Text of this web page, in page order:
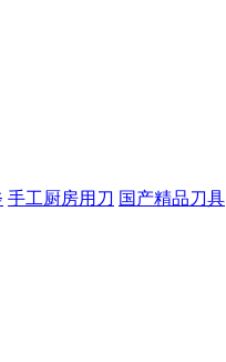
手工厨房用刀 国产精品刀具